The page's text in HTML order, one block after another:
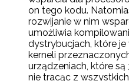
on tego kodu.
rozwijanie w nim
umożliwia
dystrybucjach, które
kerneli
urządzeniach, które
nie tracąc z